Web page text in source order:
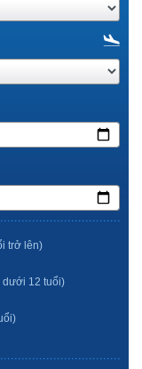
trở lên)
dưới 12 tuổi)